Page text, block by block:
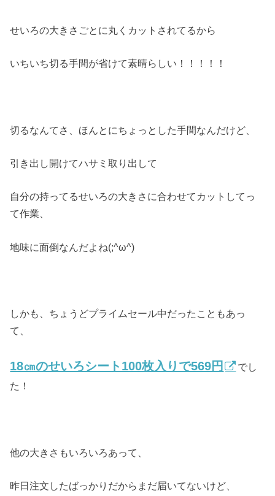
せいろの大きさごとに丸くカットされてるから
いちいち切る手間が省けて素晴らしい！！！！！
切るなんてさ、ほんとにちょっとした手間なんだけど、
引き出し開けてハサミ取り出して
自分の持ってるせいろの大きさに合わせてカットしてっ
て作業、
地味に面倒なんだよね(;^ω^)
しかも、ちょうどプライムセール中だったこともあっ
て、
18㎝のせいろシート100枚入りで569円
でし
た！
他の大きさもいろいろあって、
昨日注文したばっかりだからまだ届いてないけど、